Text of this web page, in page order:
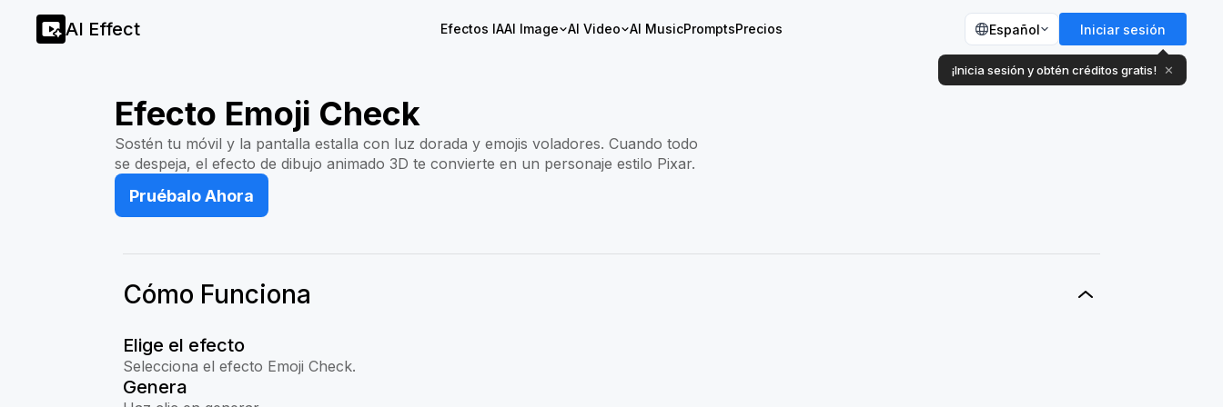
AI Effect Efectos IAAI Image AI Video AI MusicPromptsPrecios Español Iniciar sesión
¡Inicia sesión y obtén créditos gratis! ✕
Efecto Emoji Check
Sostén tu móvil y la pantalla estalla con luz dorada y emojis voladores. Cuando todo
se despeja, el efecto de dibujo animado 3D te convierte en un personaje estilo Pixar.
Pruébalo Ahora
Cómo Funciona
Elige el efecto
Selecciona el efecto Emoji Check.
Genera